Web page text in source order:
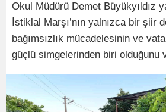
Okul Müdürü Demet Büyükyıldız
İstiklal Marşı’nın yalnızca bir şiir
bağımsızlık mücadelesinin ve
güçlü simgelerinden biri olduğunu